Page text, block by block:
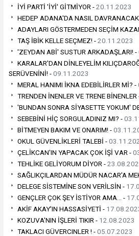
İYİ PARTİ 'İYİ' GİTMİYOR -20.11.2023
HEDEP ADANA'DA NASIL
ADAYLARI GÖSTERMEDEN SEÇİM
TAŞ İBİK KELLE SEÇMEZ! -20.11.2023
'ZEYDAN ABİ' SUSTUR ARKADAŞLARI! -
KARALAR'DAN DİNLEYELİM
SERÜVENİNİ! -09.11.2023
MERAL HANIMI İKNA EDEBİLİRLER Mİ? -
TRENDEN İNENLER VE TRENE BİNENLER
'BUNDAN SONRA SİYASETTE YOKUM'
SEBEBİNİ HİÇ SORGULADINIZ MI? -
BİTMEYEN BAKIM VE ONARIM! -
OKUL GÜVENLİKLERİ TALEBİ -
ÇELİKCAN'IN YAPACAK ÇOK İŞİ VAR -
TEHLİKE GELİYORUM DİYOR -
SAĞLIKÇILARDAN MÜDÜR NACAR'A
DELEGE SİSTEMİNE SON VERİLSİN -
GENÇLER ÇOK ŞEY İSTİYOR AMA… -
AKİF AKAY'IN HASSASİYETİ -
KOZUVA'NIN İŞLERİ TIKIR - 12.08.2023
TAKLACI GÜVERCINLER ! -05.07.2023